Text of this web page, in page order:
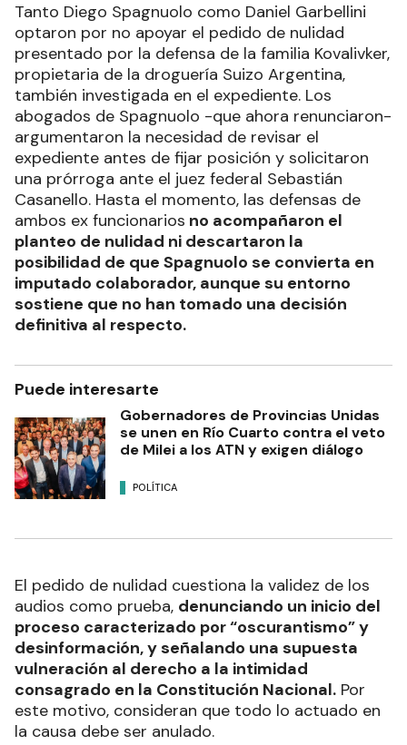
Tanto Diego Spagnuolo como Daniel Garbellini
optaron por no apoyar el pedido de nulidad
presentado por la defensa de la familia Kovalivker,
propietaria de la droguería Suizo Argentina,
también investigada en el expediente. Los
abogados de Spagnuolo -que ahora renunciaron-
argumentaron la necesidad de revisar el
expediente antes de fijar posición y solicitaron
una prórroga ante el juez federal Sebastián
Casanello. Hasta el momento, las defensas de
ambos ex funcionarios no acompañaron el
planteo de nulidad ni descartaron la
posibilidad de que Spagnuolo se convierta en
imputado colaborador, aunque su entorno
sostiene que no han tomado una decisión
definitiva al respecto.
Puede interesarte
Gobernadores de Provincias Unidas
se unen en Río Cuarto contra el veto
de Milei a los ATN y exigen diálogo
POLÍTICA
El pedido de nulidad cuestiona la validez de los
audios como prueba, denunciando un inicio del
proceso caracterizado por “oscurantismo” y
desinformación, y señalando una supuesta
vulneración al derecho a la intimidad
consagrado en la Constitución Nacional. Por
este motivo, consideran que todo lo actuado en
la causa debe ser anulado.